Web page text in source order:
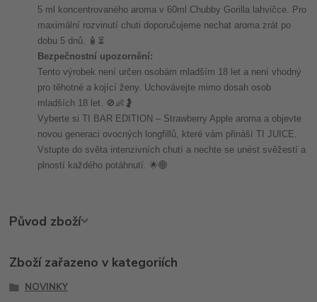
5 ml koncentrovaného aroma v 60ml Chubby Gorilla lahvičce. Pro
maximální rozvinutí chuti doporučujeme nechat aroma zrát po
dobu 5 dnů. 🧴⏳
Bezpečnostní upozornění:
Tento výrobek není určen osobám mladším 18 let a není vhodný
pro těhotné a kojící ženy. Uchovávejte mimo dosah osob
mladších 18 let. 🚫👶🤰
Vyberte si TI BAR EDITION – Strawberry Apple aroma a objevte
novou generaci ovocných longfillů, které vám přináší TI JUICE.
Vstupte do světa intenzivních chutí a nechte se unést svěžestí a
plností každého potáhnutí. 🌟🌐
Původ zboží
Zboží zařazeno v kategoriích
NOVINKY